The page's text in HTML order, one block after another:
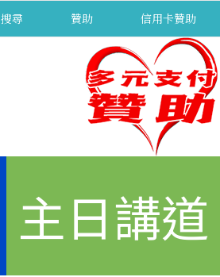
搜尋 贊助 信用卡贊助
主日講道